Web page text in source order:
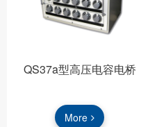
QS37a型高压电容电桥
More